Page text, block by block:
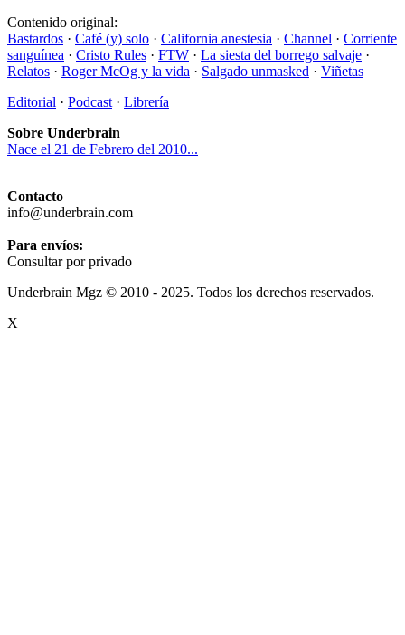
Contenido original:
Bastardos · Café (y) solo · California anestesia · Channel · Corriente
sanguínea · Cristo Rules · FTW · La siesta del borrego salvaje ·
Relatos · Roger McOg y la vida · Salgado unmasked · Viñetas
Editorial · Podcast · Librería
Sobre Underbrain
Nace el 21 de Febrero del 2010...
Contacto
info@underbrain.com
Para envíos:
Consultar por privado
Underbrain Mgz © 2010 - 2025. Todos los derechos reservados.
X